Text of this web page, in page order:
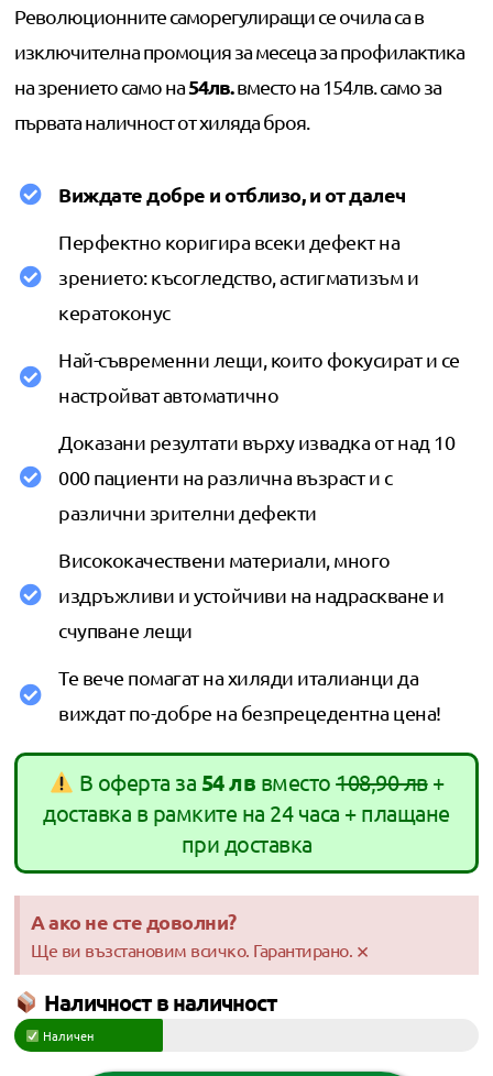
Революционните саморегулиращи се очила са в
изключителна промоция за месеца за профилактика
на зрението само на54лв.вместо на 154лв. само за
първата наличност от хиляда броя.
Виждате добре и отблизо, и от далеч
Перфектно коригира всеки дефект на
зрението: късогледство, астигматизъм и
кератоконус
Най-съвременни лещи, които фокусират и се
настройват автоматично
Доказани резултати върху извадка от над 10
000 пациенти на различна възраст и с
различни зрителни дефекти
Висококачествени материали, много
издръжливи и устойчиви на надраскване и
счупване лещи
Те вече помагат на хиляди италианци да
виждат по-добре на безпрецедентна цена!
В оферта за 54 лв вместо108,90 лв+
доставка в рамките на 24 часа + плащане
при доставка
А ако не сте доволни?
Ще ви възстановим всичко. Гарантирано. ×
Наличност в наличност
Наличен